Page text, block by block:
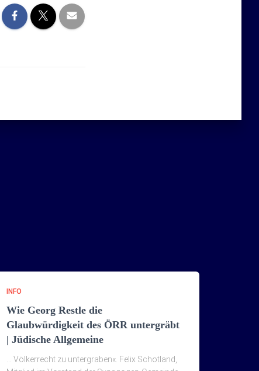
INFO
Wie Georg Restle die
Glaubwürdigkeit des ÖRR untergräbt
| Jüdische Allgemeine
… Völkerrecht zu untergraben«. Felix Schotland,